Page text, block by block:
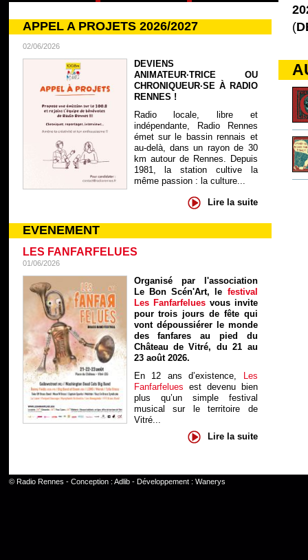
APPEL A PROJETS 2026/2027
02/06/2026
DEVIENS
ANIMATEUR·TRICE OU
CHRONIQUEUR·SE À RADIO
RENNES !
Radio locale, libre et
indépendante, Radio Rennes
émet sur le bassin rennais et
au-delà, dans un rayon de 30
km autour de Rennes. Depuis
1981, la station cultive la
même passion : la culture...
Lire la suite
EVENEMENT
LES FANFARFELUES
01/06/2026
Organisé par l'association
Le Bon Scén'Art, le festival
Les Fanfarfelues vous invite
pour trois jours de fête qui
vont dépoussiérer le monde
des fanfares au pied du
Château de Vitré, du 21 au
23 août 2026.
En 12 ans d’existence, Les
Fanfarfelues est devenu bien
plus qu’un simple festival
musical sur le territoire de
Vitré...
Lire la suite
(
© Radio Rennes - Conception : Adlib- Développement : Wanerys